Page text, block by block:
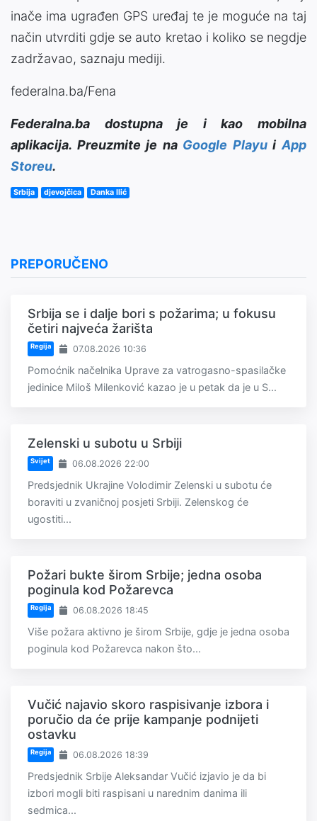
inače ima ugrađen GPS uređaj te je moguće na taj
način utvrditi gdje se auto kretao i koliko se negdje
zadržavao, saznaju mediji.
federalna.ba/Fena
Federalna.ba dostupna je i kao mobilna
aplikacija. Preuzmite je na Google PlayuiApp
Storeu.
Srbija djevojčica Danka Ilić
PREPORUČENO
Srbija se i dalje bori s požarima; u fokusu
četiri najveća žarišta
Regija 07.08.2026 10:36
Pomoćnik načelnika Uprave za vatrogasno-spasilačke
jedinice Miloš Milenković kazao je u petak da je u S...
Zelenski u subotu u Srbiji
Svijet 06.08.2026 22:00
Predsjednik Ukrajine Volodimir Zelenski u subotu će
boraviti u zvaničnoj posjeti Srbiji. Zelenskog će
ugostiti...
Požari bukte širom Srbije; jedna osoba
poginula kod Požarevca
Regija 06.08.2026 18:45
Više požara aktivno je širom Srbije, gdje je jedna osoba
poginula kod Požarevca nakon što...
Vučić najavio skoro raspisivanje izbora i
poručio da će prije kampanje podnijeti
ostavku
Regija 06.08.2026 18:39
Predsjednik Srbije Aleksandar Vučić izjavio je da bi
izbori mogli biti raspisani u narednim danima ili
sedmica...